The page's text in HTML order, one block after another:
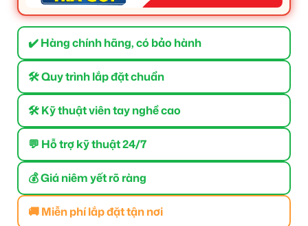
✔️ Hàng chính hãng, có bảo hành
🛠 Quy trình lắp đặt chuẩn
🛠 Kỹ thuật viên tay nghề cao
💬 Hỗ trợ kỹ thuật 24/7
💰 Giá niêm yết rõ ràng
🚚 Miễn phí lắp đặt tận nơi